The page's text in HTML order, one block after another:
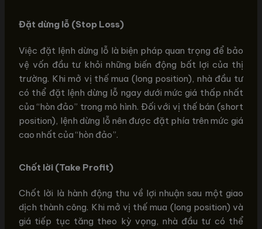
Đặt dừng lỗ (Stop Loss)
Việc đặt lệnh dừng lỗ là biện pháp quan trọng để bảo
vệ vốn đầu tư khỏi những biến động bất lợi của thị
trường. Khi mở vị thế mua (long position), nhà đầu tư
có thể đặt lệnh dừng lỗ ngay dưới mức giá thấp nhất
của “hòn đảo” trong mô hình. Đối với vị thế bán (short
position), lệnh dừng lỗ nên được đặt phía trên mức giá
cao nhất của “hòn đảo”.
Chốt lời (Take Profit)
Chốt lời là hành động thu về lợi nhuận sau một giao
dịch thành công. Khi mở vị thế mua (long position) và
giá tiếp tục tăng theo kỳ vọng, nhà đầu tư có thể